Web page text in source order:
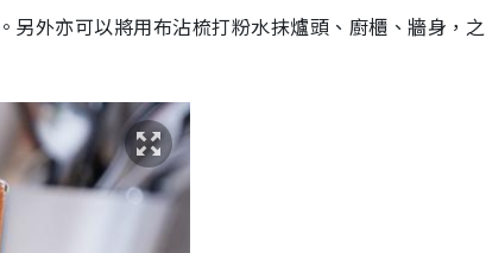
另外亦可以將用布沾梳打粉水抹爐頭、廚櫃、牆身，之